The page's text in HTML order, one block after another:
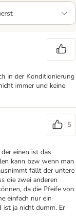
in der Konditionierung
immer und keine
5
einen ist das
kann bzw wenn man
fällt der untere
die zwei anderen
da die Pfeife von
einfach nur ein
ist ja nicht dumm. Er